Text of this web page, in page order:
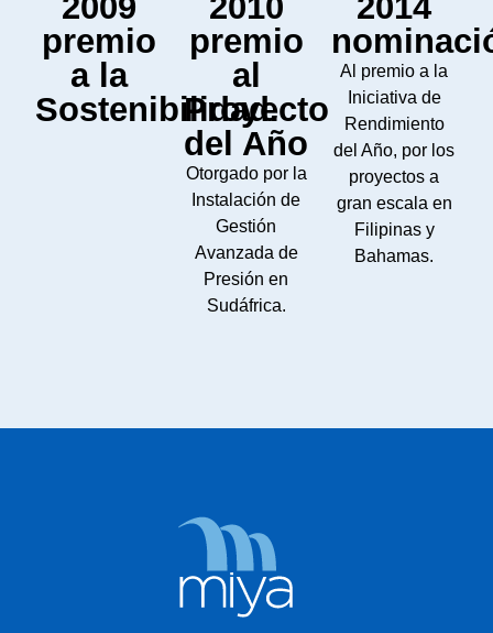
premio
a la
Sostenibilidad.
premio
al
Proyecto
del Año
Otorgado por la
Instalación de
Gestión
Avanzada de
Presión en
Sudáfrica.
Al premio a la
Iniciativa de
Rendimiento
del Año, por los
proyectos a
gran escala en
Filipinas y
Bahamas.